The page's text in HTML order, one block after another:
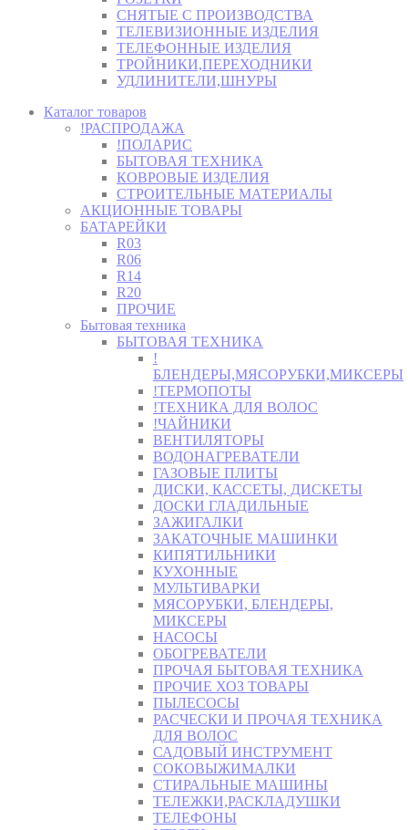
СНЯТЫЕ С ПРОИЗВОДСТВА
ТЕЛЕВИЗИОННЫЕ ИЗДЕЛИЯ
ТЕЛЕФОННЫЕ ИЗДЕЛИЯ
ТРОЙНИКИ,ПЕРЕХОДНИКИ
УДЛИНИТЕЛИ,ШНУРЫ
Каталог товаров
!РАСПРОДАЖА
!ПОЛАРИС
БЫТОВАЯ ТЕХНИКА
КОВРОВЫЕ ИЗДЕЛИЯ
СТРОИТЕЛЬНЫЕ МАТЕРИАЛЫ
АКЦИОННЫЕ ТОВАРЫ
БАТАРЕЙКИ
R03
R06
R14
R20
ПРОЧИЕ
Бытовая техника
БЫТОВАЯ ТЕХНИКА
!
БЛЕНДЕРЫ,МЯСОРУБКИ,МИКСЕРЫ
!ТЕРМОПОТЫ
!ТЕХНИКА ДЛЯ ВОЛОС
!ЧАЙНИКИ
ВЕНТИЛЯТОРЫ
ВОДОНАГРЕВАТЕЛИ
ГАЗОВЫЕ ПЛИТЫ
ДИСКИ, КАССЕТЫ, ДИСКЕТЫ
ДОСКИ ГЛАДИЛЬНЫЕ
ЗАЖИГАЛКИ
ЗАКАТОЧНЫЕ МАШИНКИ
КИПЯТИЛЬНИКИ
КУХОННЫЕ
МУЛЬТИВАРКИ
МЯСОРУБКИ, БЛЕНДЕРЫ,
МИКСЕРЫ
НАСОСЫ
ОБОГРЕВАТЕЛИ
ПРОЧАЯ БЫТОВАЯ ТЕХНИКА
ПРОЧИЕ ХОЗ ТОВАРЫ
ПЫЛЕСОСЫ
РАСЧЕСКИ И ПРОЧАЯ ТЕХНИКА
ДЛЯ ВОЛОС
САДОВЫЙ ИНСТРУМЕНТ
СОКОВЫЖИМАЛКИ
СТИРАЛЬНЫЕ МАШИНЫ
ТЕЛЕЖКИ,РАСКЛАДУШКИ
ТЕЛЕФОНЫ